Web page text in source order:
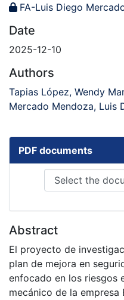
FA-Luis Diego
Date
2025-12-10
Authors
Tapias López, Wendy
Mercado Mendoza, Luis
PDF documents
Abstract
El proyecto de
plan de mejora en
enfocado en los riesgos
mecánico de la empresa